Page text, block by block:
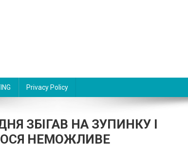
Privacy Policy
ЗБІГАВ НА ЗУПИНКУ І
НЕМОЖЛИВЕ